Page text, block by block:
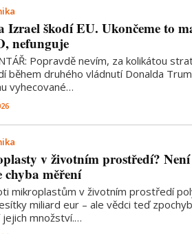
Izrael škodí EU. Ukončeme to
nefunguje
Popravdě nevím, za kolikátou
během druhého vládnutí Donalda
vyhecované…
v životním prostředí? Není
chyba měření
mikroplastům v životním prostředí
miliard eur – ale vědci teď
jejich množství.…